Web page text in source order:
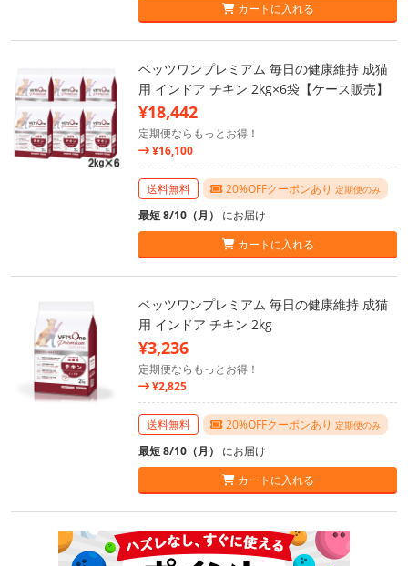
カートに入れる
ベッツワンプレミアム 毎日の健康維持 成猫
用 インドア チキン 2kg×6袋【ケース販売】
¥18,442
定期便ならもっとお得！
¥16,100
送料無料 20%OFFクーポンあり 定期便のみ
最短 8/10（月） にお届け
カートに入れる
ベッツワンプレミアム 毎日の健康維持 成猫
用 インドア チキン 2kg
¥3,236
定期便ならもっとお得！
¥2,825
送料無料 20%OFFクーポンあり 定期便のみ
最短 8/10（月） にお届け
カートに入れる